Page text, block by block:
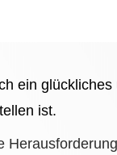
ein
ist.